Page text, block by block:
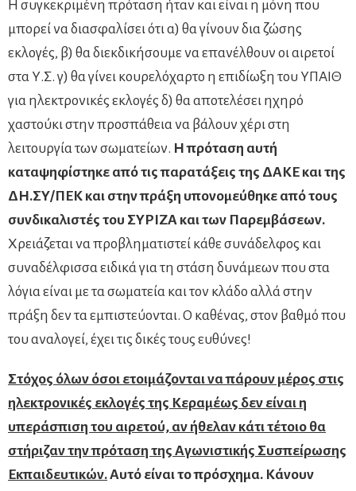
Η συγκεκριμένη πρόταση ήταν και είναι η μόνη που
μπορεί να διασφαλίσει ότι α) θα γίνουν δια ζώσης
εκλογές, β) θα διεκδικήσουμε να επανέλθουν οι αιρετοί
στα Υ.Σ. γ) θα γίνει κουρελόχαρτο η επιδίωξη του ΥΠΑΙΘ
για ηλεκτρονικές εκλογές δ) θα αποτελέσει ηχηρό
χαστούκι στην προσπάθεια να βάλουν χέρι στη
λειτουργία των σωματείων. Η πρόταση αυτή
καταψηφίστηκε από τις παρατάξεις της ΔΑΚΕ και της
ΔΗ.ΣΥ/ΠΕΚ και στην πράξη υπονομεύθηκε από τους
συνδικαλιστές του ΣΥΡΙΖΑ και των Παρεμβάσεων.
Χρειάζεται να προβληματιστεί κάθε συνάδελφος και
συναδέλφισσα ειδικά για τη στάση δυνάμεων που στα
λόγια είναι με τα σωματεία και τον κλάδο αλλά στην
πράξη δεν τα εμπιστεύονται. Ο καθένας, στον βαθμό που
του αναλογεί, έχει τις δικές τους ευθύνες!
Στόχος όλων όσοι ετοιμάζονται να πάρουν μέρος στις
ηλεκτρονικές εκλογές της Κεραμέως δεν είναι η
υπεράσπιση του αιρετού, αν ήθελαν κάτι τέτοιο θα
στήριζαν την πρόταση της Αγωνιστικής Συσπείρωσης
Εκπαιδευτικών.Αυτό είναι το πρόσχημα. Κάνουν